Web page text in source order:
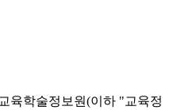
육학술정보원(이하 "교육정